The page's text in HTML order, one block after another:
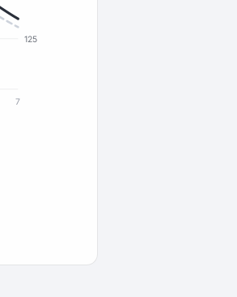
125
7